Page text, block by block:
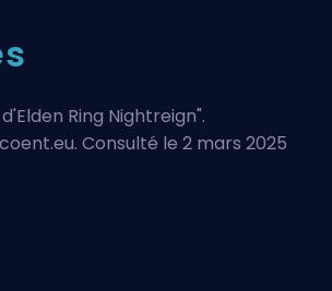
Ring Nightreign".
Consulté le 2 mars 2025